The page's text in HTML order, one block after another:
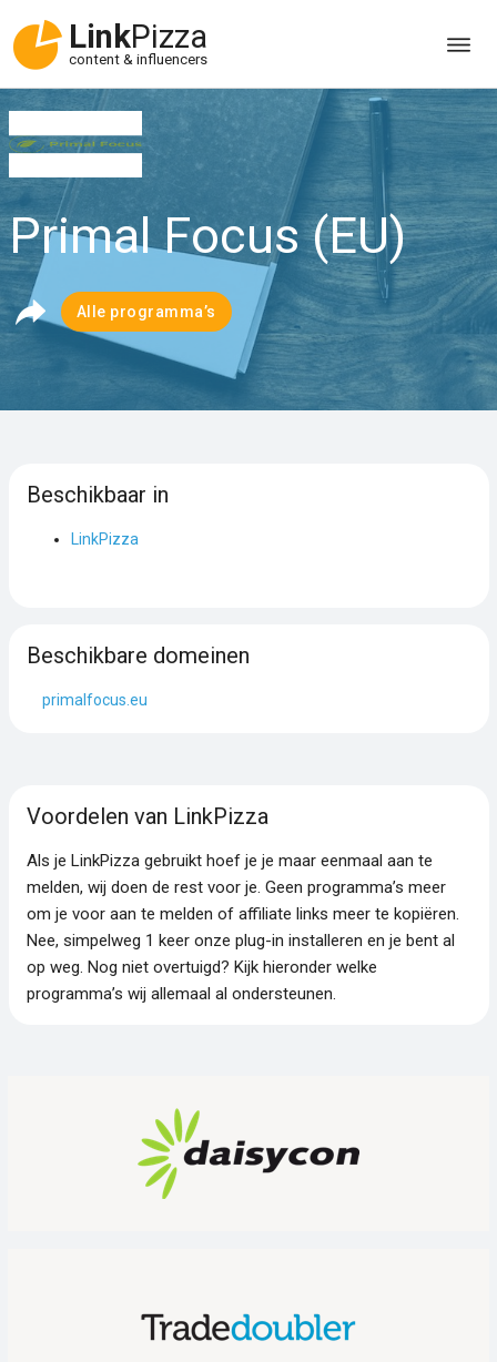
LinkPizza
content & influencers
Primal Focus (EU)
Alle programma’s
Beschikbaar in
LinkPizza
Beschikbare domeinen
primalfocus.eu
Voordelen van LinkPizza
Als je LinkPizza gebruikt hoef je je maar eenmaal aan te
melden, wij doen de rest voor je. Geen programma’s meer
om je voor aan te melden of affiliate links meer te kopiëren.
Nee, simpelweg 1 keer onze plug-in installeren en je bent al
op weg. Nog niet overtuigd? Kijk hieronder welke
programma’s wij allemaal al ondersteunen.